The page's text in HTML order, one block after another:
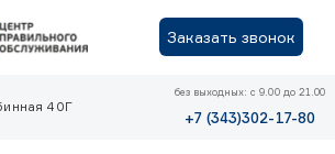
Заказать звонок
40Г
без выходных: с 9.00 до 21.00
+7 (343)302-17-80